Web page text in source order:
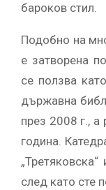
бароков стил.
Подобно на
е затворена
се ползва
държавна
през 2008 г., а
година.
след като сте